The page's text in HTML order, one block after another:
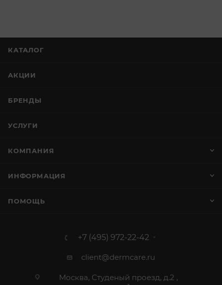
КАТАЛОГ
АКЦИИ
БРЕНДЫ
УСЛУГИ
КОМПАНИЯ
ИНФОРМАЦИЯ
ПОМОЩЬ
+7 (495) 972-22-42
client@dermcare.ru
Москва, Студеный проезд, д.2 ,